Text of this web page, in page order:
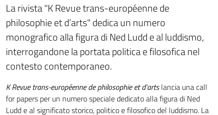
La rivista "K Revue trans-européenne de
philosophie et d’arts" dedica un numero
monografico alla figura di Ned Ludd e al luddismo,
interrogandone la portata politica e filosofica nel
contesto contemporaneo.
K Revue trans-européenne de philosophie et d’artslancia una call
for papers per un numero speciale dedicato alla figura di Ned
Ludd e al significato storico, politico e filosofico del luddismo. La